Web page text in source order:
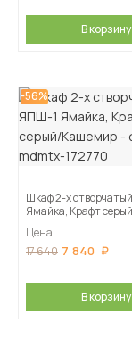
В корзину
-56%
Шкаф 2-х
Ямайка, Крафт
Цена
17 640 7 840
В корзину